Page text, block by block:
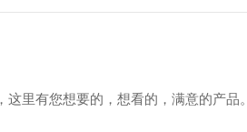
里有您想要的，想看的，满意的产品。